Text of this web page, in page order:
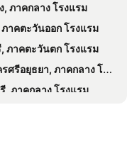
, ภาคกลาง โรงแรม
าคตะวันออก โรงแรม
ภาคตะวันตก โรงแรม
รีอยุธยา, ภาคกลาง โรงแรม
, ภาคกลาง โรงแรม